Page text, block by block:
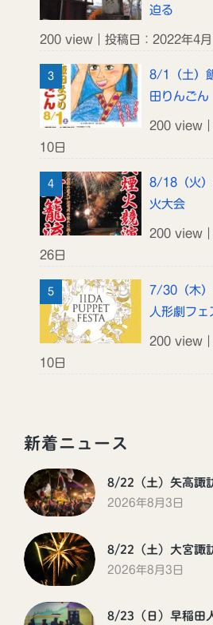
迫る
200 view｜投稿日：2022年4月
8/1（土）
田りんごん
200 view
10日
8/18（火）
火大会
200 view
26日
7/30（木
人形劇フ
200 view
10日
新着ニュース
8/22（土）矢高諏
2026年8月3日
8/22（土）大宮諏
2026年8月3日
8/23（日）早稲田